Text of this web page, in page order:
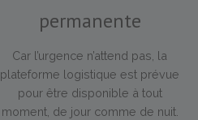
permanente
Car l’urgence n’attend pas, la
plateforme logistique est prévue
pour être disponible à tout
moment, de jour comme de nuit.